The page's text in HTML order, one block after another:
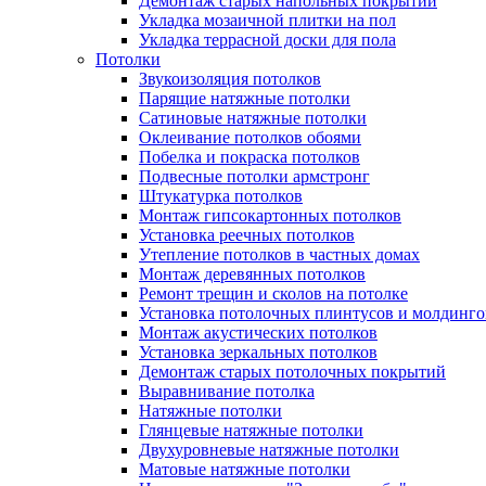
Укладка мозаичной плитки на пол
Укладка террасной доски для пола
Потолки
Звукоизоляция потолков
Парящие натяжные потолки
Сатиновые натяжные потолки
Оклеивание потолков обоями
Побелка и покраска потолков
Подвесные потолки армстронг
Штукатурка потолков
Монтаж гипсокартонных потолков
Установка реечных потолков
Утепление потолков в частных домах
Монтаж деревянных потолков
Ремонт трещин и сколов на потолке
Установка потолочных плинтусов и
Монтаж акустических потолков
Установка зеркальных потолков
Демонтаж старых потолочных покрытий
Выравнивание потолка
Натяжные потолки
Глянцевые натяжные потолки
Двухуровневые натяжные потолки
Матовые натяжные потолки